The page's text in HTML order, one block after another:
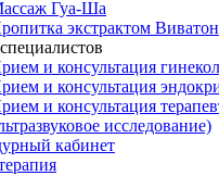
Гуа-Ша
экстрактом Виватон
и консультация
и консультация
и консультация
исследование)
кабинет